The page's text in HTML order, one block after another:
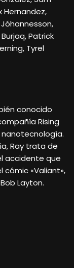
Hernandez,
Patrick
Tyrel
conocido
Rising
Ray trata de
accidente que
cómic «Valiant»,
Layton.